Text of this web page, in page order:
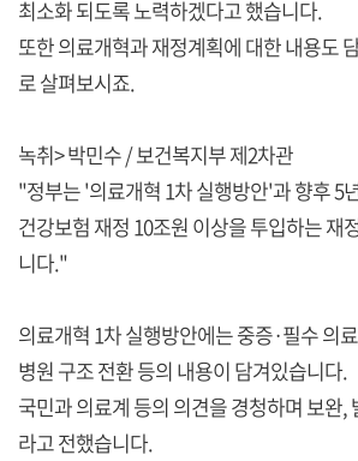
최소화 되도록 노력하겠다고 했습니다.
또한 의료개혁과 재정계획에 대한 내용도
로 살펴보시죠.
녹취> 박민수 / 보건복지부 제2차관
"정부는 '의료개혁 1차 실행방안'과 향후 5
건강보험 재정 10조원 이상을 투입하는 재
니다."
의료개혁 1차 실행방안에는 중증·필수 의
병원 구조 전환 등의 내용이 담겨있습니다.
국민과 의료계 등의 의견을 경청하며 보완,
라고 전했습니다.